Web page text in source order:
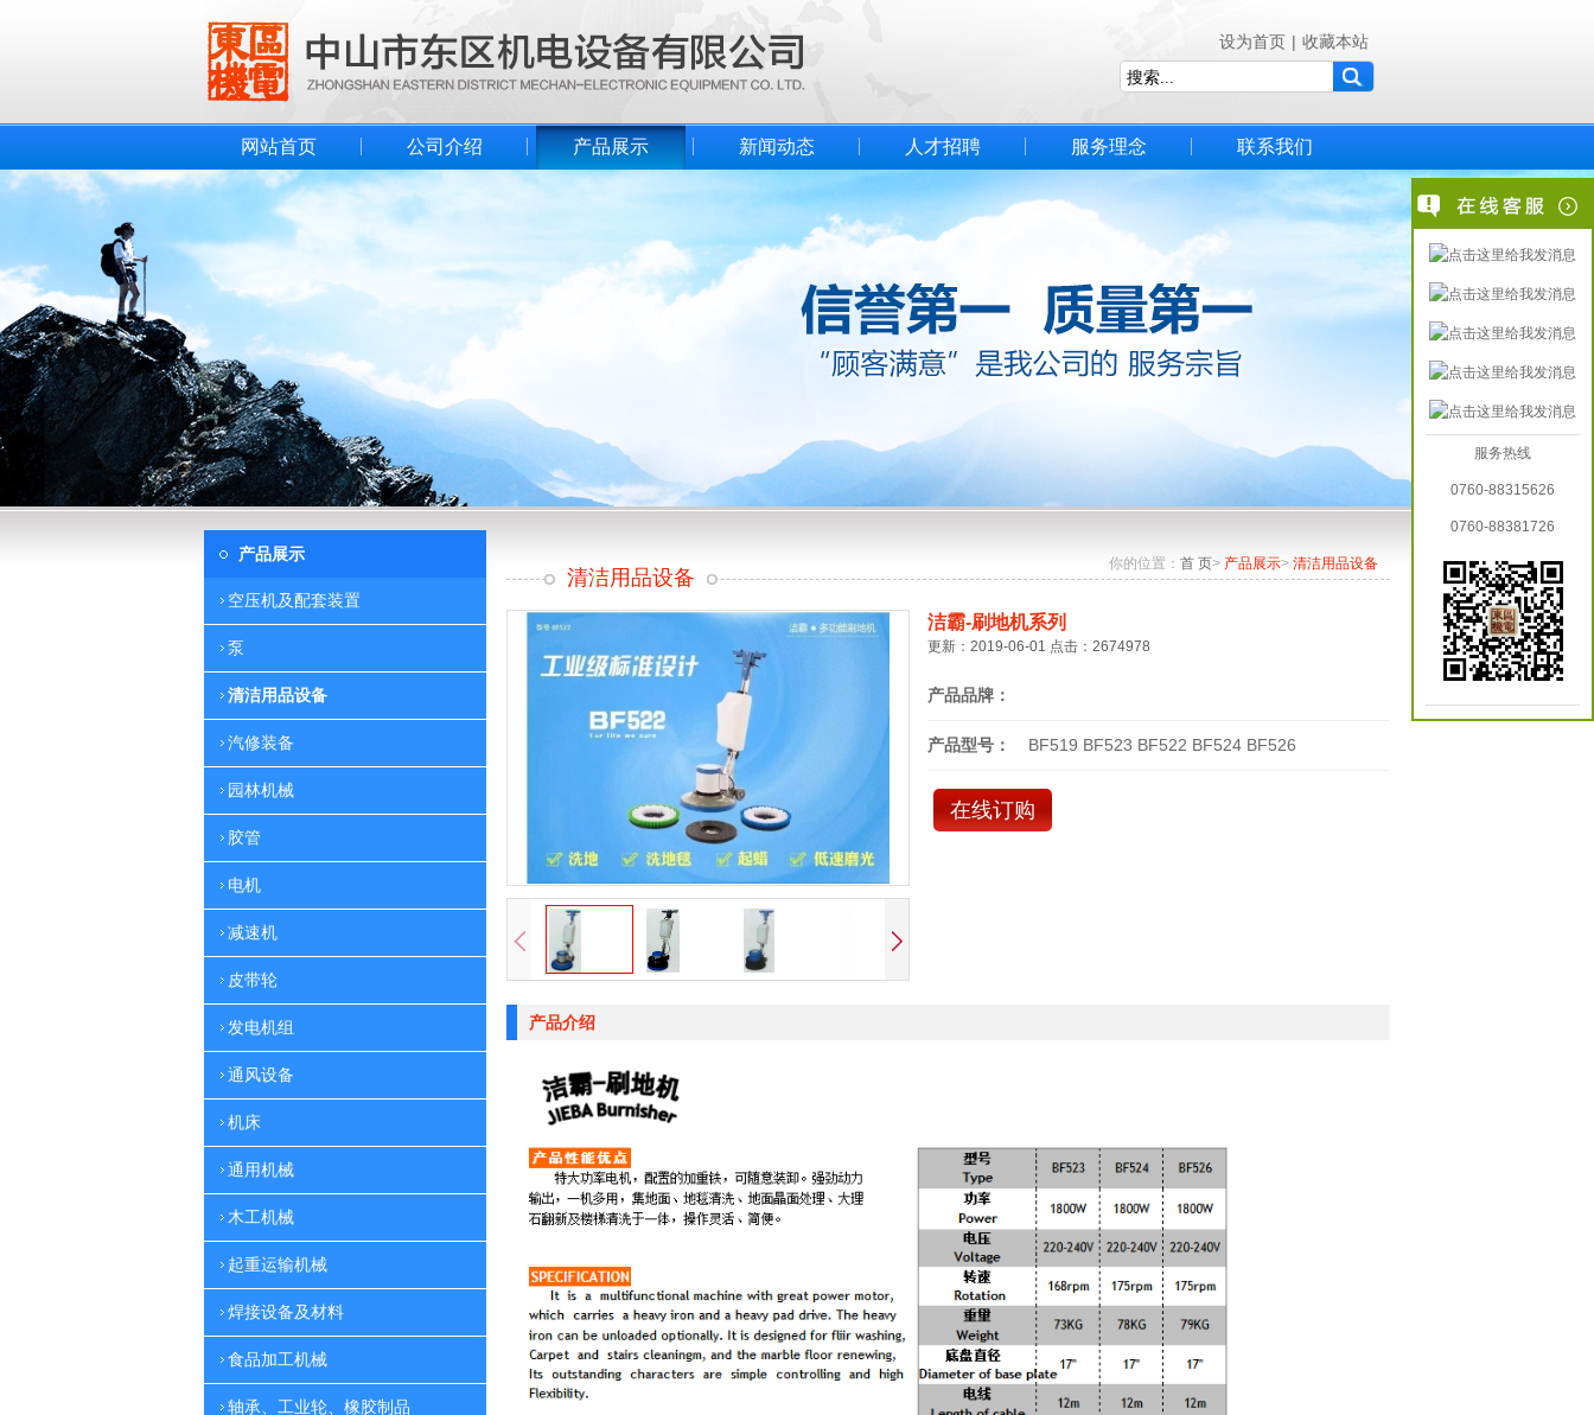
设为首页 | 收藏本站
网站首页 公司介绍 产品展示 新闻动态 人才招聘 服务理念 联系我们
产品展示
空压机及配套装置
泵
清洁用品设备
汽修装备
园林机械
胶管
电机
减速机
皮带轮
发电机组
通风设备
机床
通用机械
木工机械
起重运输机械
焊接设备及材料
食品加工机械
轴承、工业轮、橡胶制品
你的位置： 首 页> 产品展示> 清洁用品设备
清洁用品设备
洁霸-刷地机系列
更新：2019-06-01 点击：2674978
产品品牌：
产品型号： BF519 BF523 BF522 BF524 BF526
在线订购
产品介绍
服务热线
0760-88315626
0760-88381726